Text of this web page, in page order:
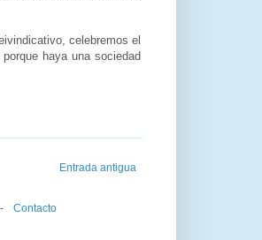
celebremos el
haya una sociedad
Entrada antigua
--- Contacto